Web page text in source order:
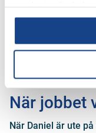
genom att
anläggning med
kollegorna. För
När jobbet
När Daniel är ute